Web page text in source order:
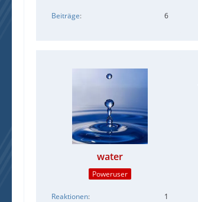
Beiträge 6
water
Poweruser
Reaktionen
1